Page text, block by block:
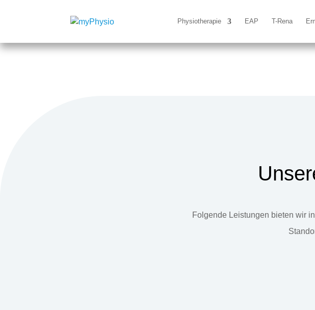
Physiotherapie EAP T-Rena
Folgende Leistungen bieten wir